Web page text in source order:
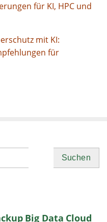
für KI, HPC und
mit KI:
für
Big Data Cloud